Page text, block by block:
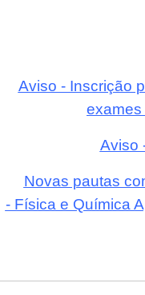
Aviso - Inscrição
Aviso
Novas pautas
- Física e Química